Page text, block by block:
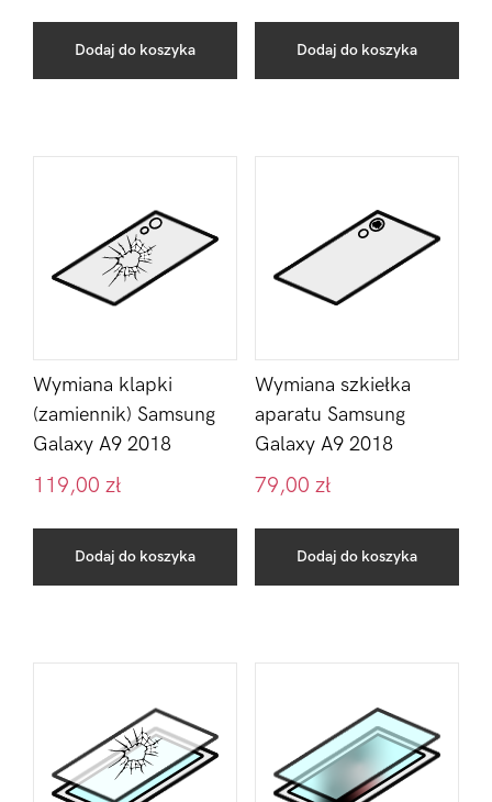
Dodaj do koszyka Dodaj do koszyka
Wymiana klapki
(zamiennik) Samsung
Galaxy A9 2018
119,00 zł
Dodaj do koszyka
Wymiana szkiełka
aparatu Samsung
Galaxy A9 2018
79,00 zł
Dodaj do koszyka